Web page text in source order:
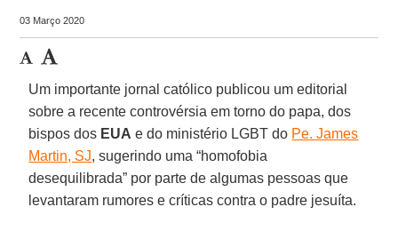
03 Março 2020
Um importante jornal católico publicou um editorial
sobre a recente controvérsia em torno do papa, dos
bispos dos EUA e do ministério LGBT do Pe. James
Martin, SJ, sugerindo uma “homofobia
desequilibrada” por parte de algumas pessoas que
levantaram rumores e críticas contra o padre jesuíta.